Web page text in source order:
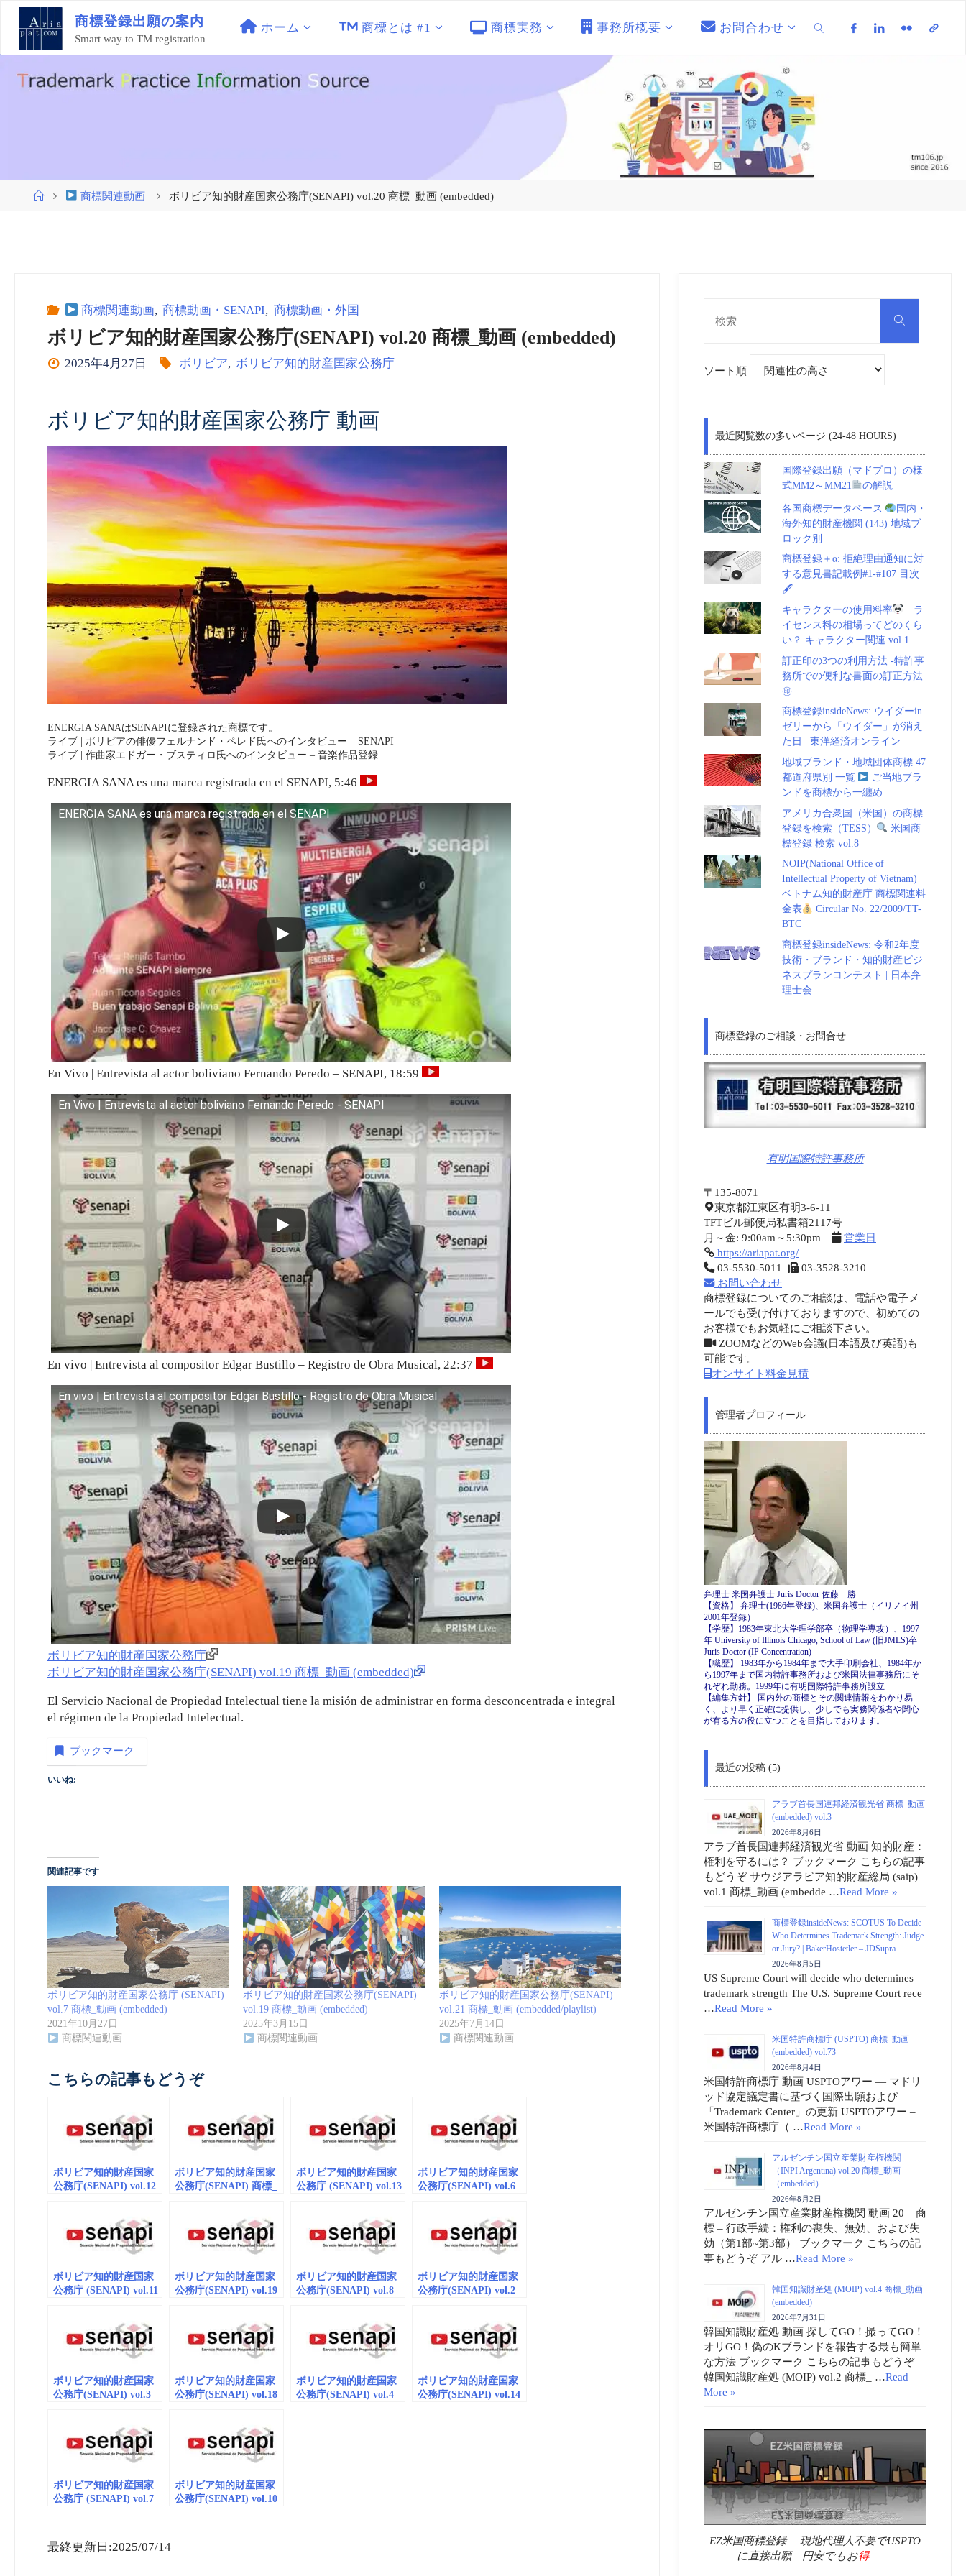
ン
商標登録出願の案内
Smart way to TM registration
ホーム 商標とは #1 商標実務 事務所概要 お問合わせ
ホ
商標関連動画 ボリビア知的財産国家公務庁(SENAPI) vol.20 商標_動画 (embedded)
商標関連動画, 商標動画・SENAPI, 商標動画・外国
ボリビア知的財産国家公務庁(SENAPI) vol.20 商標_動画 (embedded)
2025年4月27日 ボリビア, ボリビア知的財産国家公務庁
ボリビア知的財産国家公務庁 動画
ENERGIA SANAはSENAPIに登録された商標です。
ライブ | ボリビアの俳優フェルナンド・ペレド氏へのインタビュー – SENAPI
ライブ | 作曲家エドガー・ブスティロ氏へのインタビュー – 音楽作品登録
ENERGIA SANA es una marca registrada en el SENAPI, 5:46
ENERGIA SANA es una marca registrada en el SENAPI
En Vivo | Entrevista al actor boliviano Fernando Peredo – SENAPI, 18:59
En Vivo | Entrevista al actor boliviano Fernando Peredo - SENAPI
En vivo | Entrevista al compositor Edgar Bustillo – Registro de Obra Musical, 22:37
En vivo | Entrevista al compositor Edgar Bustillo - Registro de Obra Musical
ボリビア知的財産国家公務庁
ボリビア知的財産国家公務庁(SENAPI) vol.19 商標_動画 (embedded)
El Servicio Nacional de Propiedad Intelectual tiene la misión de administrar en forma desconcentrada e integral
el régimen de la Propiedad Intelectual.
ブックマーク
いいね:
関連記事です
ボリビア知的財産国家公務庁 (SENAPI)
vol.7 商標_動画 (embedded)
2021年10月27日
商標関連動画
ボリビア知的財産国家公務庁(SENAPI)
vol.19 商標_動画 (embedded)
2025年3月15日
商標関連動画
ボリビア知的財産国家公務庁(SENAPI)
vol.21 商標_動画 (embedded/playlist)
2025年7月14日
商標関連動画
こちらの記事もどうぞ
ボリビア知的財産国家
公務庁(SENAPI) vol.12
ボリビア知的財産国家
公務庁(SENAPI) 商標_
ボリビア知的財産国家
公務庁 (SENAPI) vol.13
ボリビア知的財産国家
公務庁(SENAPI) vol.6
ボリビア知的財産国家
公務庁 (SENAPI) vol.11
ボリビア知的財産国家
公務庁(SENAPI) vol.19
ボリビア知的財産国家
公務庁(SENAPI) vol.8
ボリビア知的財産国家
公務庁(SENAPI) vol.2
ボリビア知的財産国家
公務庁(SENAPI) vol.3
ボリビア知的財産国家
公務庁(SENAPI) vol.18
ボリビア知的財産国家
公務庁(SENAPI) vol.4
ボリビア知的財産国家
公務庁(SENAPI) vol.14
ボリビア知的財産国家
公務庁 (SENAPI) vol.7
ボリビア知的財産国家
公務庁(SENAPI) vol.10
最終更新日:2025/07/14
検
ソート順
最近閲覧数の多いページ (24-48 HOURS)
国際登録出願（マドプロ）の様
式MM2～MM21
の解説
各国商標データベース
国内・
海外知的財産機関 (143) 地域ブ
ロック別
商標登録＋α: 拒絶理由通知に対
する意見書記載例#1-#107 目次
🖋
キャラクターの使用料率
ラ
イセンス料の相場ってどのくら
い？ キャラクター関連 vol.1
訂正印の3つの利用方法 -特許事
務所での便利な書面の訂正方法
㊞
商標登録insideNews: ウイダーin
ゼリーから「ウイダー」が消え
た日 | 東洋経済オンライン
地域ブランド・地域団体商標 47
都道府県別 一覧
ご当地ブラ
ンドを商標から一纏め
アメリカ合衆国（米国）の商標
登録を検索（TESS）
米国商
標登録 検索 vol.8
NOIP(National Office of
Intellectual Property of Vietnam)
ベトナム知的財産庁 商標関連料
金表
Circular No. 22/2009/TT-
BTC
商標登録insideNews: 令和2年度
技術・ブランド・知的財産ビジ
ネスプランコンテスト | 日本弁
理士会
商標登録のご相談・お問合せ
有明国際特許事務所
〒135-8071
東京都江東区有明3-6-11
TFTビル郵便局私書箱2117号
月～金: 9:00am～5:30pm
営業日
https://ariapat.org/
03-5530-5011
03-3528-3210
お問い合わせ
商標登録についてのご相談は、電話や電子メ
ールでも受け付けておりますので、初めての
お客様でもお気軽にご相談下さい。
ZOOMなどのWeb会議(日本語及び英語)も
可能です。
オンサイト料金見積
管理者プロフィール
弁理士 米国弁護士 Juris Doctor 佐藤 勝
【資格】 弁理士(1986年登録)、米国弁護士（イリノイ州
2001年登録）
【学歴】1983年東北大学理学部卒（物理学専攻）、1997
年 University of Illinois Chicago, School of Law (旧JMLS)卒
Juris Doctor (IP Concentration)
【職歴】 1983年から1984年まで大手印刷会社、1984年か
ら1997年まで国内特許事務所および米国法律事務所にそ
れぞれ勤務。1999年に有明国際特許事務所設立
【編集方針】 国内外の商標とその関連情報をわかり易
く、より早く正確に提供し、少しでも実務関係者や関心
が有る方の役に立つことを目指しております。
最近の投稿 (5)
アラブ首長国連邦経済観光省 商標_動画
(embedded) vol.3
2026年8月6日
アラブ首長国連邦経済観光省 動画 知的財産：
権利を守るには？ ブックマーク こちらの記事
もどうぞ サウジアラビア知的財産総局 (saip)
vol.1 商標_動画 (embedde …Read More »
商標登録insideNews: SCOTUS To Decide
Who Determines Trademark Strength: Judge
or Jury? | BakerHostetler – JDSupra
2026年8月5日
US Supreme Court will decide who determines
trademark strength The U.S. Supreme Court rece
…Read More »
米国特許商標庁 (USPTO) 商標_動画
(embedded) vol.73
2026年8月4日
米国特許商標庁 動画 USPTOアワー ― マドリ
ッド協定議定書に基づく国際出願および
「Trademark Center」の更新 USPTOアワー –
米国特許商標庁（ …Read More »
アルゼンチン国立産業財産権機関
（INPI Argentina) vol.20 商標_動画
（embedded）
2026年8月2日
アルゼンチン国立産業財産権機関 動画 20 – 商
標 – 行政手続：権利の喪失、無効、および失
効（第1部~第3部） ブックマーク こちらの記
事もどうぞ アル …Read More »
韓国知識財産処 (MOIP) vol.4 商標_動画
(embedded)
2026年7月31日
韓国知識財産処 動画 探してGO！撮ってGO！
オリGO！偽のKブランドを報告する最も簡単
な方法 ブックマーク こちらの記事もどうぞ
韓国知識財産処 (MOIP) vol.2 商標_ …Read
More »
EZ米国商標登録 現地代理人不要でUSPTO
に直接出願 円安でもお得